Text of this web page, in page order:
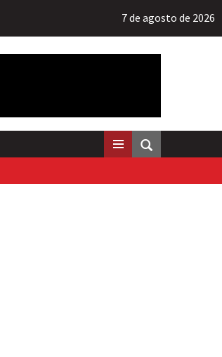
7 de agosto de 2026